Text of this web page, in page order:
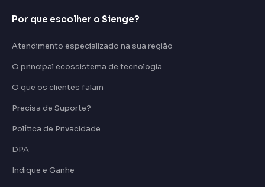
Por que escolher o Sienge?
Atendimento especializado na sua região
O principal ecossistema de tecnologia
O que os clientes falam
Precisa de Suporte?
Política de Privacidade
DPA
Indique e Ganhe